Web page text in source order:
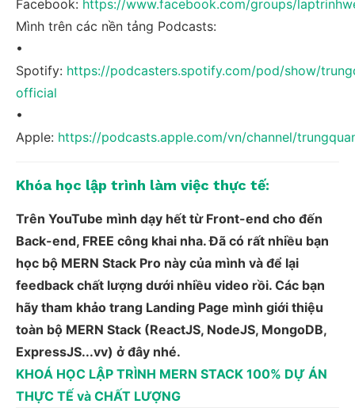
Facebook: https://www.facebook.com/groups/
Mình trên các nền tảng Podcasts:
•
Spotify: https://podcasters.spotify.com/pod/show/
official
•
Apple: https://podcasts.apple.com/vn/channel/
Khóa học lập trình làm việc thực tế:
Trên YouTube mình dạy hết từ Front-end cho đến
Back-end, FREE công khai nha. Đã có rất nhiều bạn
học bộ MERN Stack Pro này của mình và để lại
feedback chất lượng dưới nhiều video rồi. Các bạn
hãy tham khảo trang Landing Page mình giới thiệu
toàn bộ MERN Stack (ReactJS, NodeJS, MongoDB,
ExpressJS...vv) ở đây nhé.
KHOÁ HỌC LẬP TRÌNH MERN STACK 100% DỰ ÁN
THỰC TẾ và CHẤT LƯỢNG